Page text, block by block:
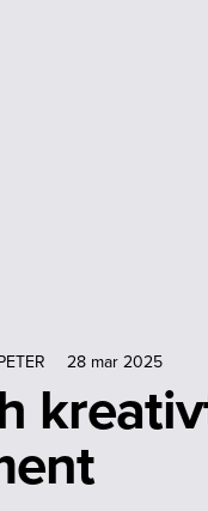
28 mar 2025